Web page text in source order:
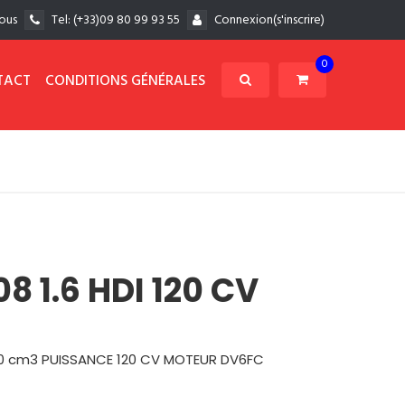
Tel:(+33)09 80 99 93 55 Connexion(s'inscrire)
0
CONDITIONS GÉNÉRALES
1.6 HDI 120 CV
PUISSANCE 120 CV MOTEUR DV6FC